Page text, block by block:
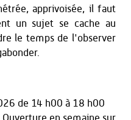
apprivoisée, il faut
un sujet se cache au
le temps de l'observer
de 14 h00 à 18 h00
en semaine sur